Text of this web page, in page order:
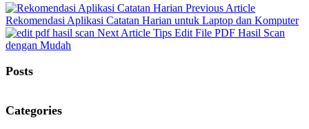
Previous ArticlePrevious
Post:
Rekomendasi Aplikasi Catatan Harian untuk Laptop dan Komputer
Next Article Next
Tips Edit File PDF Hasil Scan
dengan Mudah
Posts
Categories